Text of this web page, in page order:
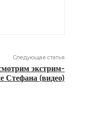
Следующая статья
экстрим-
Стефана (видео)